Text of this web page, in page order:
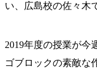
い、広島校の佐々木
2019年度の授業が今
ゴブロックの素敵な